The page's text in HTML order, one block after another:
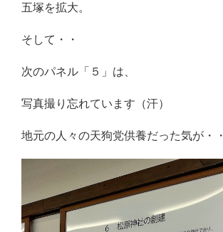
五塚を拡大。
そして・・
次のパネル「５」は、
写真撮り忘れています（汗）
地元の人々の天狗党供養だった気が・・